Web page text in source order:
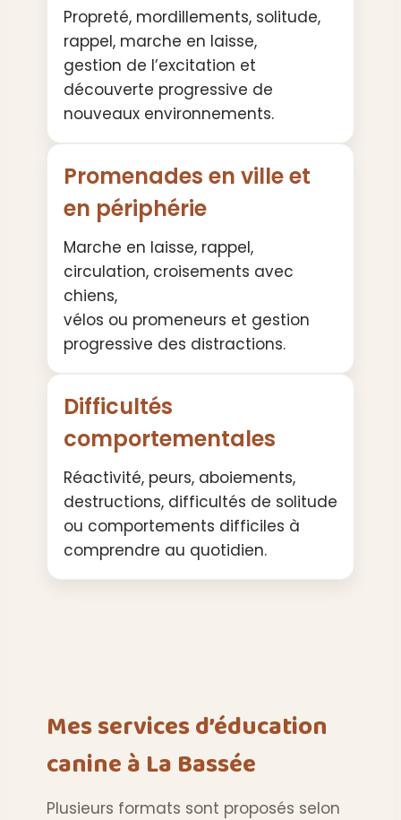
Propreté, mordillements, solitude,
rappel, marche en laisse,
gestion de l’excitation et
découverte progressive de
nouveaux environnements.
Promenades en ville et
en périphérie
Marche en laisse, rappel,
circulation, croisements avec
chiens,
vélos ou promeneurs et gestion
progressive des distractions.
Difficultés
comportementales
Réactivité, peurs, aboiements,
destructions, difficultés de solitude
ou comportements difficiles à
comprendre au quotidien.
Mes services d’éducation
canine à La Bassée
Plusieurs formats sont proposés selon